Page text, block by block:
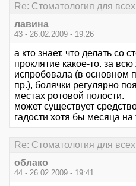
Re: Стоматология для всех
лавина
43 - 26.02.2009 - 19:26
а кто знает, что делать со
проклятие какое-то. за
испробовала (в основном
пр.), болячки регулярно
местах ротовой полости.
может существует
гадости хотя бы месяца на
Re: Стоматология для всех
облако
44 - 26.02.2009 - 19:41